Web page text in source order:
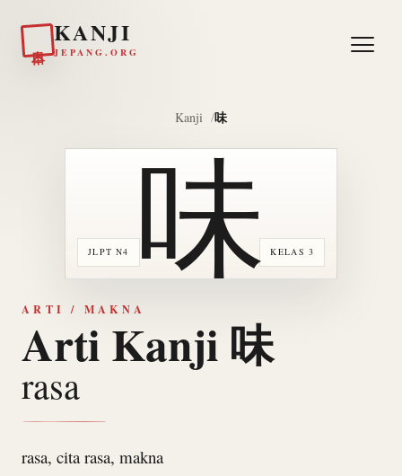
KANJI
JEPANG.ORG
Kanji 味
JLPT N4 KELAS 3
味
ARTI / MAKNA
Arti Kanji 味
rasa
rasa, cita rasa, makna